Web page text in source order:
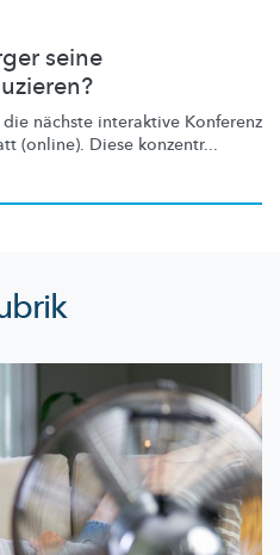
seine
nächste interaktive Konferenz
(online). Diese konzentr...